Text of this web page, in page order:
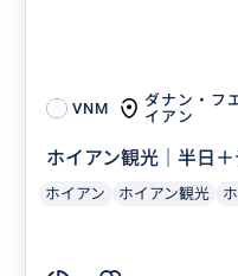
VNM
ダナン・フ
イアン
ホイアン観光｜半日
ホイアン ホイアン観光